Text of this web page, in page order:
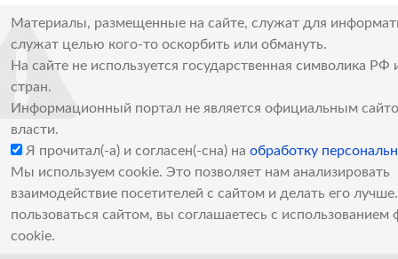
Материалы, размещенные на сайте, служат для
служат целью кого-то оскорбить или обмануть.
На сайте не используется государственная символика РФ
стран.
Информационный портал не является официальным
власти.
Я прочитал(-а) и согласен(-сна) на обработку
Мы используем cookie. Это позволяет нам анализировать
взаимодействие посетителей с сайтом и делать его
пользоваться сайтом, вы соглашаетесь с использованием
cookie.